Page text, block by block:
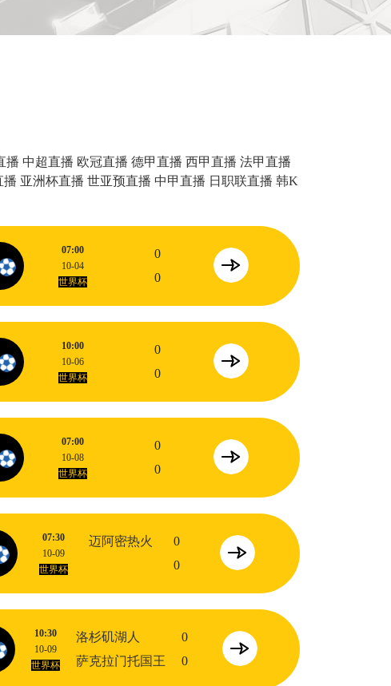
播 中超直播 欧冠直播 德甲直播 西甲直播 法甲直播
播 亚洲杯直播 世亚预直播 中甲直播 日职联直播 韩K
07:00
10-04
世界杯
0
0
10:00
10-06
世界杯
0
0
07:00
10-08
世界杯
0
0
07:30
10-09
世界杯
迈阿密热火
0
0
10:30
10-09
世界杯
洛杉矶湖人
萨克拉门托国王
0
0